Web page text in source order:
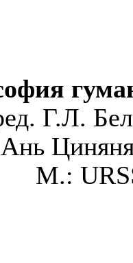
Г.Л.
Ань
М.: